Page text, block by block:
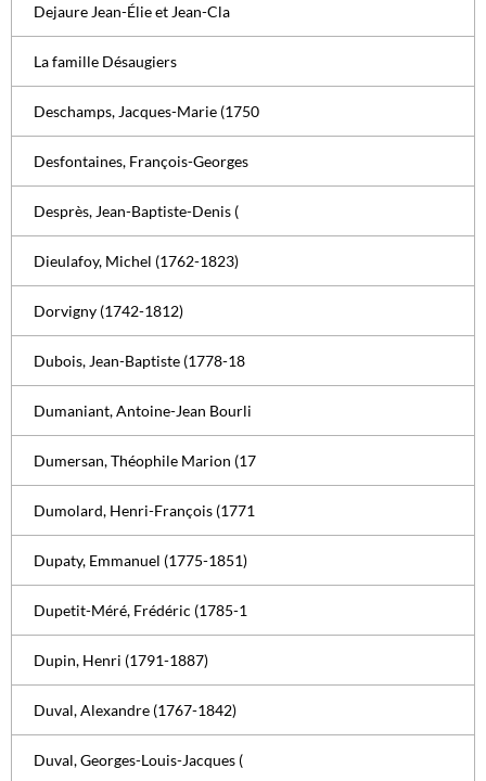
Dejaure Jean-Élie et Jean-Cla
La famille Désaugiers
Deschamps, Jacques-Marie (1750
Desfontaines, François-Georges
Desprès, Jean-Baptiste-Denis (
Dieulafoy, Michel (1762-1823)
Dorvigny (1742-1812)
Dubois, Jean-Baptiste (1778-18
Dumaniant, Antoine-Jean Bourli
Dumersan, Théophile Marion (17
Dumolard, Henri-François (1771
Dupaty, Emmanuel (1775-1851)
Dupetit-Méré, Frédéric (1785-1
Dupin, Henri (1791-1887)
Duval, Alexandre (1767-1842)
Duval, Georges-Louis-Jacques (